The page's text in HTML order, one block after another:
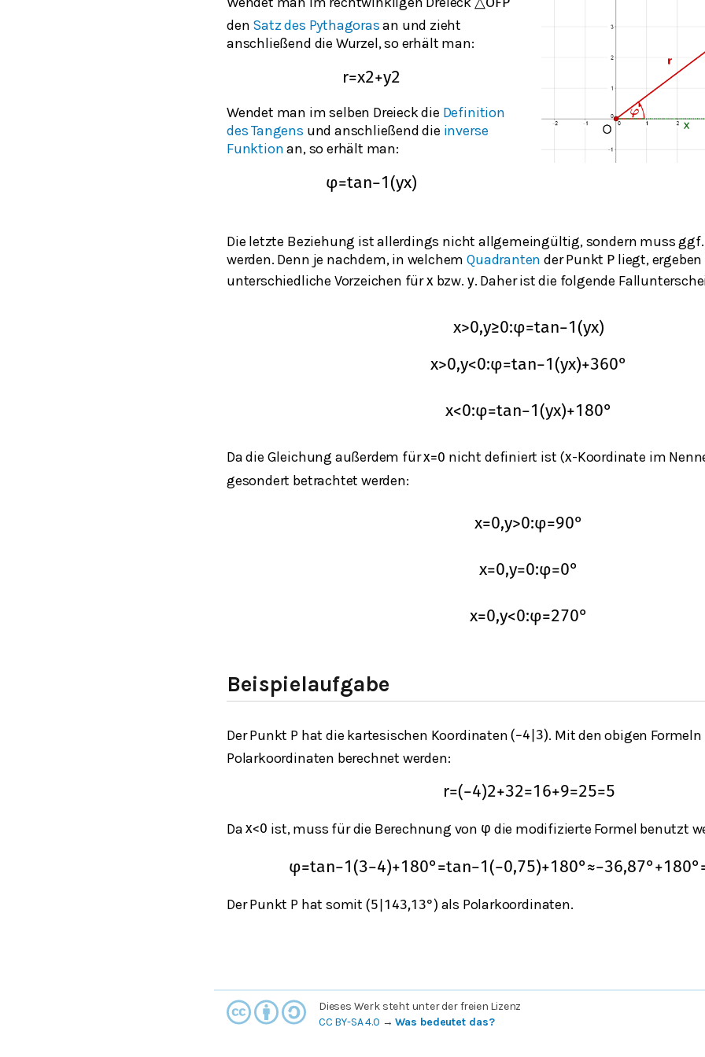
△OF P
den Satz des Pythagorasan und zieht
anschließend die Wurzel, so erhält man:
r=x2+y2
Wendet man im selben Dreieck die Definition
des Tangens und anschließend die inverse
Funktionan, so erhält man:
φ=tan−1 (yx)
Die letzte Beziehung ist allerdings nicht allgemeingültig, sondern muss
werden. Denn je nachdem, in welchemQuadranten der Punkt P liegt,
unterschiedliche Vorzeichen fürxbzw. y. Daher ist die folgende
x>0,y≥0:φ=tan−1 (yx)
x>0,y<0:φ=tan−1 (yx)+360°
x<0:φ=tan−1 (yx)+180°
Da die Gleichung außerdem fürx=0 nicht definiert ist (x-Koordinate im
gesondert betrachtet werden:
x=0,y>0:φ=90°
x=0,y=0:φ=0°
x=0,y<0:φ=270°
Beispielaufgabe
Der Punkt P hat die kartesischen Koordinaten(−4 |3). Mit den obigen
Polarkoordinaten berechnet werden:
r=(−4)2+32=16+9=25=5
Dax<0 ist, muss für die Berechnung von φ die modifizierte Formel benutzt
φ=tan−1 (3−4)+180°=tan−1 (−0,75)+180°≈−36,87°+180°
Der Punkt P hat somit (5 143,13°) als Polarkoordinaten.
Dieses Werk steht unter der freien Lizenz
CC BY-SA 4.0 →Was bedeutet das?